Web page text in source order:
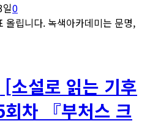
0
올립니다. 녹색아카데미는 문명,
소설로 읽는 기후
차 『부처스 크